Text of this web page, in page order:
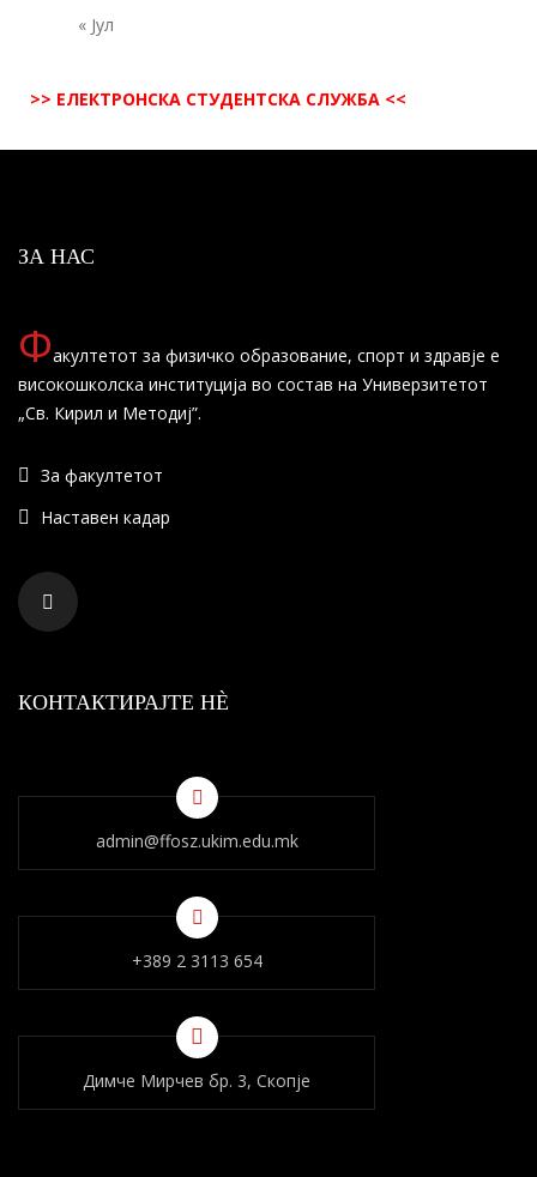
« Јул
>> ЕЛЕКТРОНСКА СТУДЕНТСКА СЛУЖБА <<
ЗА НАС
Факултетот за физичко образование, спорт и здравје е
високошколска институција во состав на Универзитетот
„Св. Кирил и Методиј”.
За факултетот
Наставен кадар
КОНТАКТИРАЈТЕ НÈ
admin@ffosz.ukim.edu.mk
+389 2 3113 654
Димче Мирчев бр. 3, Скопје